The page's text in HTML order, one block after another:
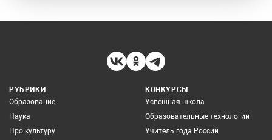
РУБРИКИ
Образование
Наука
Про культуру
КОНКУРСЫ
Успешная школа
Образовательные технологии
Учитель года России